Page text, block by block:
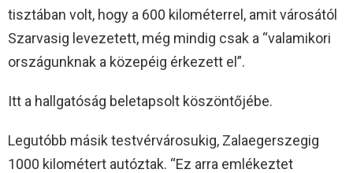
tisztában volt, hogy a 600 kilométerrel, amit városától
Szarvasig levezetett, még mindig csak a “valamikori
országunknak a közepéig érkezett el”.
Itt a hallgatóság beletapsolt köszöntőjébe.
Legutóbb másik testvérvárosukig, Zalaegerszegig
1000 kilométert autóztak. “Ez arra emlékeztet